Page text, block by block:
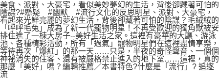
美食、派對、大豪宅，看似美妙夢幻的生活，背後卻藏著可怕的
陰謀?#懸疑 #幽默 #流行文化的反思明星、派對、大豪宅，
看起來光鮮亮麗的夢幻生活，背後卻藏著可怕的陰謀？毛絨絨的
「呼呼毛兔」成為了新一代寵物明星！不再受歡迎的獨角獸被安
排住進了一棟大房子--美好生活之家。這裡有豪華的大廳、游泳
池、各種精彩活動，所有「過氣」寵物明星們在這裡盡情享樂，
等待再次「爆紅」的那一天……只是，半夜的奇怪聲音、一個個
神祕消失的住客、還有被嚴格禁止進入的地下室……這裡，真的
那麼「美好」嗎？編輯推薦／本書特色?什麼是「流行」? 追逐
流